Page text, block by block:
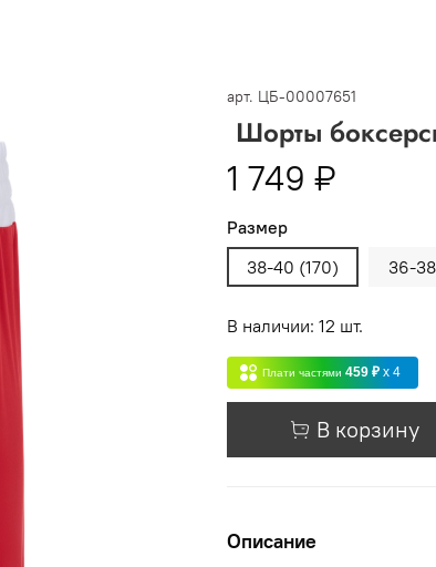
всех заказов за 6 месяцев -
(33%) - сумма всех заказов за 6 месяцев 80.000
(36%) - сумма всех заказов за 6 месяцев 200.000
- сумма всех заказов за 6 месяцев - 400.000
арт. ЦБ-00007651
Шорты
1 749 ₽
Размер
38-40 (170)
36-
В наличии: 12 шт.
Плати частями 459 ₽ x 4
В корзину
Описание